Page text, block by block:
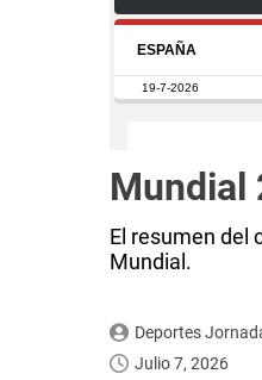
Mundial
El resumen del
Mundial.
Deportes
Julio 7, 2026